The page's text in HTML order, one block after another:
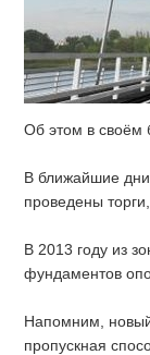
Об этом в своём
В ближайшие дни
проведены
В 2013 году из
фундаментов
Напомним, новый
пропускная